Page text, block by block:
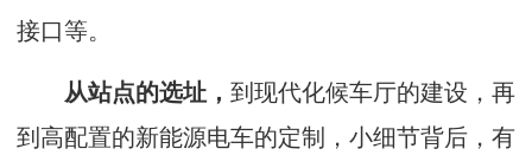
接口等。
从站点的选址， 到现代化候车厅的建设，再
到高配置的新能源电车的定制，小细节背后，有